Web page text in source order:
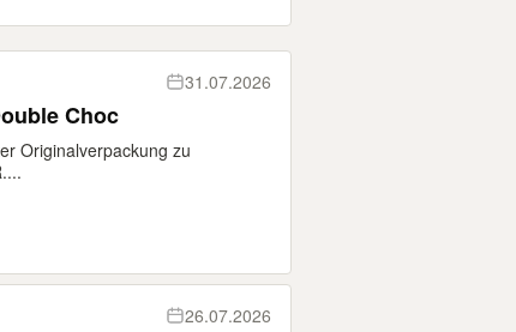
31.07.2026
Choc
Originalverpackung zu
26.07.2026